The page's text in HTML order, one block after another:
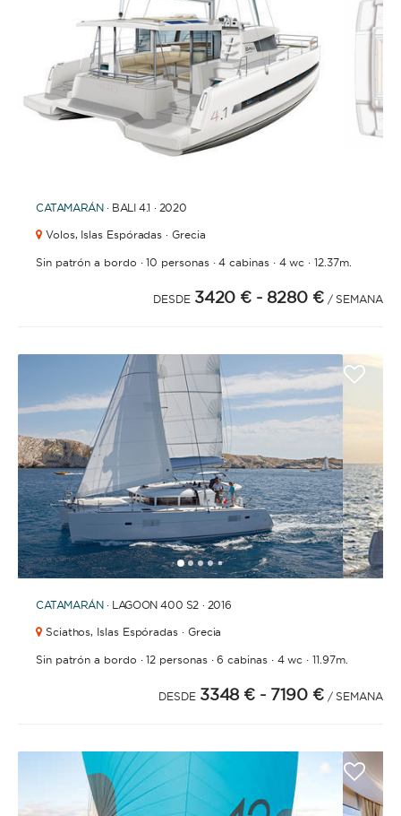
CATAMARÁN · BALI 4.1 · 2020
Volos, Islas Espóradas · Grecia
Sin patrón a bordo ·10 personas·4 cabinas· 4 wc ·12.37m.
DESDE 3420 € - 8280 € / SEMANA
12345 678910111213141516
CATAMARÁN · LAGOON 400 S2 · 2016
Sciathos, Islas Espóradas · Grecia
Sin patrón a bordo ·12 personas·6 cabinas· 4 wc ·11.97m.
DESDE 3348 € - 7190 € / SEMANA